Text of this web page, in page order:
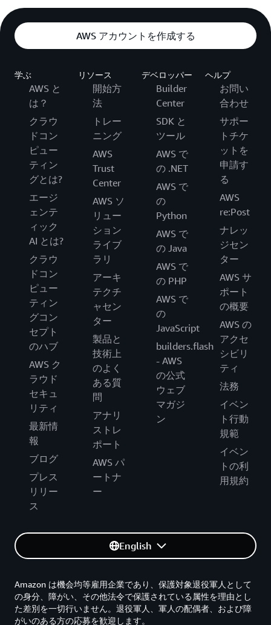
義の一部として、提供されている App Mesh プロキシを
含め、プロキシと直接通信するようにサービスのアプリ
ると、プロキシは自動的に App Mesh にチェックイン
し、さらに App Mesh によって設定されます。
完全マネージド型
AWS App Mesh は、高い可用性を備えたマネージド型サ
ービスです。App Mesh では、コミュニケーション管理
のためにアプリケーションレベルのインフラストラクチ
ャをインストールしたり、管理したりせずに、サービス
コミュニケーションを管理できます。
AWS アカウントを作成する
学ぶ
AWS と
は？
クラウ
ドコン
ピュー
ティン
グとは?
エージ
ェンテ
ィック
AI とは?
クラウ
ドコン
ピュー
ティン
グコン
セプト
のハブ
AWS ク
ラウド
セキュ
リティ
最新情
報
ブログ
プレス
リリー
ス
リソース
開始方
法
トレー
ニング
AWS
Trust
Center
AWS ソ
リュー
ション
ライブ
ラリ
アーキ
テクチ
ャセン
ター
製品と
技術上
のよく
ある質
問
アナリ
ストレ
ポート
AWS パ
ートナ
ー
デベロッパー
Builder
Center
SDK と
ツール
AWS で
の .NET
AWS で
の
Python
AWS で
の Java
AWS で
の PHP
AWS で
の
JavaScript
builders.flash
- AWS
の公式
ウェブ
マガジ
ン
ヘルプ
お問い
合わせ
サポー
トチケ
ットを
申請す
る
AWS
re:Post
ナレッ
ジセン
ター
AWS サ
ポート
の概要
AWS の
アクセ
シビリ
ティ
法務
イベン
ト行動
規範
イベン
トの利
用規約
English
Amazon は機会均等雇用企業であり、保護対象退役軍人として
の身分、障がい、その他法令で保護されている属性を理由とし
た差別を一切行いません。退役軍人、軍人の配偶者、および障
がいのある方の応募を歓迎します。